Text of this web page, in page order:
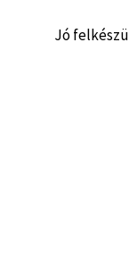
Jó